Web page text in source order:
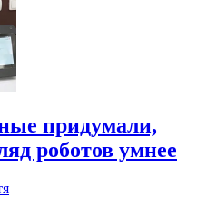
придумали,
роботов умнее